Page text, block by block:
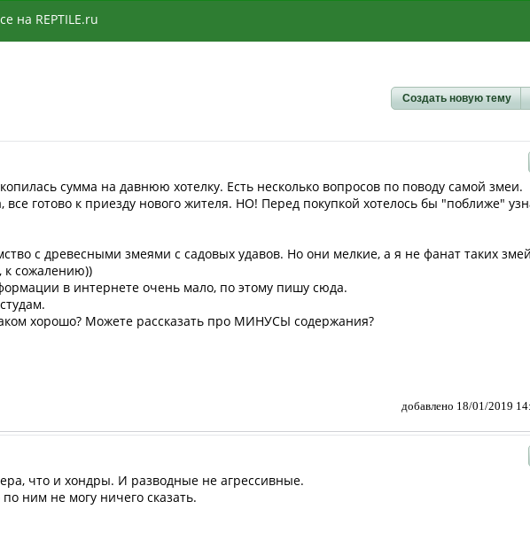
Создать новую тему
сумма на давнюю хотелку. Есть несколько вопросов по поводу самой змеи.
готово к приезду нового жителя. НО! Перед покупкой хотелось бы "поближе"
с древесными змеями с садовых удавов. Но они мелкие, а я не фанат таких
к сожалению))
в интернете очень мало, по этому пишу сюда.
хорошо? Можете рассказать про МИНУСЫ содержания?
добавлено 18/01/2019
что и хондры. И разводные не агрессивные.
ним не могу ничего сказать.
на REPTILE.ru